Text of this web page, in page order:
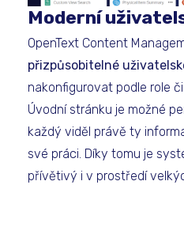
Moderní
OpenText Content
přizpůsobitelné
nakonfigurovat podle role
Úvodní stránku je možné
každý viděl právě ty
své práci. Díky tomu je
přívětivý i v prostředí